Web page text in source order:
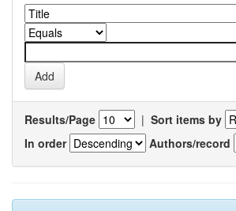
Results/Page | Sort items by
In order
Authors/record